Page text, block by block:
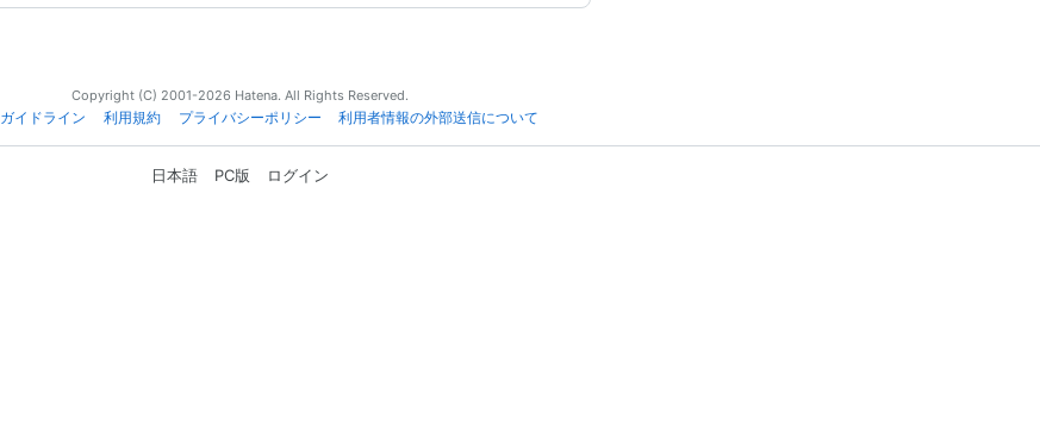
Copyright (C) 2001-2026 Hatena. All Rights Reserved.
ガイドライン 利用規約 プライバシーポリシー 利用者情報の外部送信について
日本語 PC版 ログイン